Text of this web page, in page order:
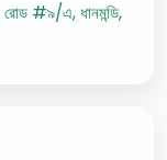
রোড #৯/এ, ধানমন্ডি,